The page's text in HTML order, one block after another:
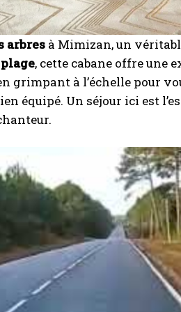
arbres à Mimizan, un
plage, cette cabane offre une
grimpant à l’échelle pour
équipé. Un séjour ici est